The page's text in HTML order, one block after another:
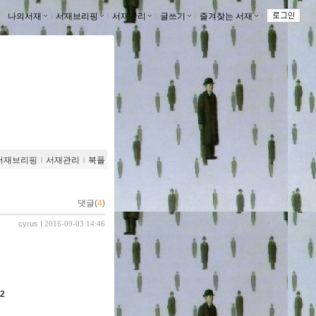
나의서재 서재브리핑 서재관리 글쓰기 즐겨찾는 서재
재브리핑 ｌ 서재관리 ｌ 북플
댓글(4)
cyrus l 2016-09-03 14:46